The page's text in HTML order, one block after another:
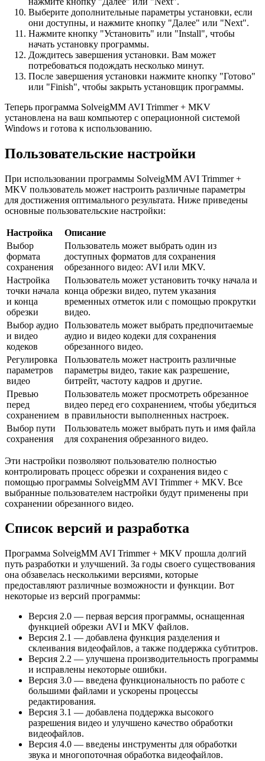
Выберите дополнительные параметры установки, если
они доступны, и нажмите кнопку "Далее" или "Next".
Нажмите кнопку "Установить" или "Install", чтобы
начать установку программы.
Дождитесь завершения установки. Вам может
потребоваться подождать несколько минут.
После завершения установки нажмите кнопку "Готово"
или "Finish", чтобы закрыть установщик программы.
Теперь программа SolveigMM AVI Trimmer + MKV
установлена на ваш компьютер с операционной системой
Windows и готова к использованию.
Пользовательские настройки
При использовании программы SolveigMM AVI Trimmer +
MKV пользователь может настроить различные параметры
для достижения оптимального результата. Ниже приведены
основные пользовательские настройки:
Настройка
Описание
Выбор
формата
сохранения
Пользователь может выбрать один из
доступных форматов для сохранения
обрезанного видео: AVI или MKV.
Настройка
точки начала
и конца
обрезки
Пользователь может установить точку начала и
конца обрезки видео, путем указания
временных отметок или с помощью прокрутки
видео.
Выбор аудио
и видео
кодеков
Пользователь может выбрать предпочитаемые
аудио и видео кодеки для сохранения
обрезанного видео.
Регулировка
параметров
видео
Пользователь может настроить различные
параметры видео, такие как разрешение,
битрейт, частоту кадров и другие.
Превью
перед
сохранением
Пользователь может просмотреть обрезанное
видео перед его сохранением, чтобы убедиться
в правильности выполненных настроек.
Выбор пути
сохранения
Пользователь может выбрать путь и имя файла
для сохранения обрезанного видео.
Эти настройки позволяют пользователю полностью
контролировать процесс обрезки и сохранения видео с
помощью программы SolveigMM AVI Trimmer + MKV. Все
выбранные пользователем настройки будут применены при
сохранении обрезанного видео.
Список версий и разработка
Программа SolveigMM AVI Trimmer + MKV прошла долгий
путь разработки и улучшений. За годы своего существования
она обзавелась несколькими версиями, которые
предоставляют различные возможности и функции. Вот
некоторые из версий программы:
Версия 2.0 — первая версия программы, оснащенная
функцией обрезки AVI и MKV файлов.
Версия 2.1 — добавлена функция разделения и
склеивания видеофайлов, а также поддержка субтитров.
Версия 2.2 — улучшена производительность программы
и исправлены некоторые ошибки.
Версия 3.0 — введена функциональность по работе с
большими файлами и ускорены процессы
редактирования.
Версия 3.1 — добавлена поддержка высокого
разрешения видео и улучшено качество обработки
видеофайлов.
Версия 4.0 — введены инструменты для обработки
звука и многопоточная обработка видеофайлов.